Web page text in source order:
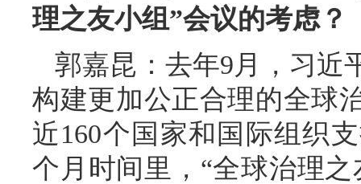
理之友小组”会议的考虑？
郭嘉昆：去年9月，习近
构建更加公正合理的全球
近160个国家和国际组织
个月时间里，“全球治理